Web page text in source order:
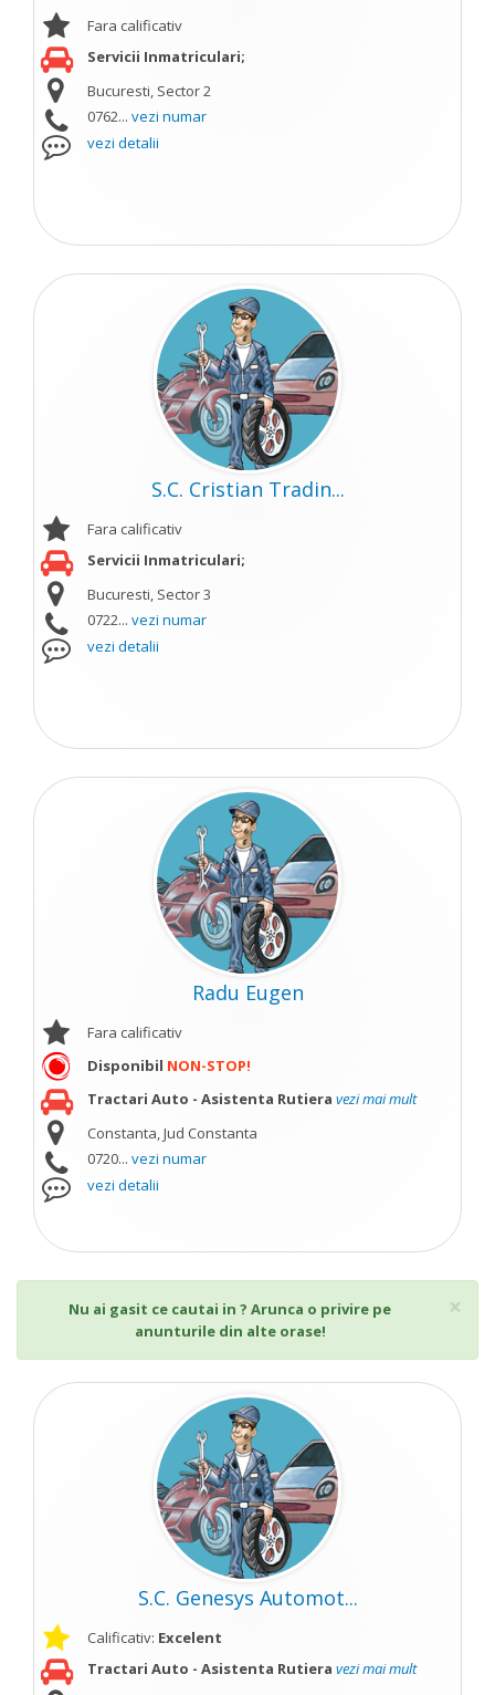
Fara calificativ
Servicii Inmatriculari;
Bucuresti, Sector 2
0762... vezi numar
vezi detalii
S.C. Cristian Tradin...
Fara calificativ
Servicii Inmatriculari;
Bucuresti, Sector 3
0722... vezi numar
vezi detalii
Radu Eugen
Fara calificativ
Disponibil NON-STOP!
Tractari Auto - Asistenta Rutiera vezi mai mult
Constanta, Jud Constanta
0720... vezi numar
vezi detalii
×
Nu ai gasit ce cautai in ? Arunca o privire pe
anunturile din alte orase!
S.C. Genesys Automot...
Calificativ: Excelent
Tractari Auto - Asistenta Rutiera vezi mai mult